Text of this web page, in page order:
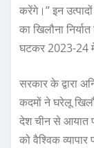
करेंगे।’’ इन
का खिलौना
घटकर 2023-24
सरकार के द्वारा
कदमों ने घरेलू
देश चीन से आयात
को वैश्विक